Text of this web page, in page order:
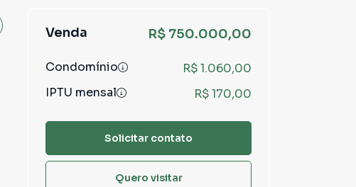
Venda R$ 750.000,00
Condomínio
R$ 1.060,00
IPTU mensal
R$ 170,00
Solicitar contato
Quero visitar